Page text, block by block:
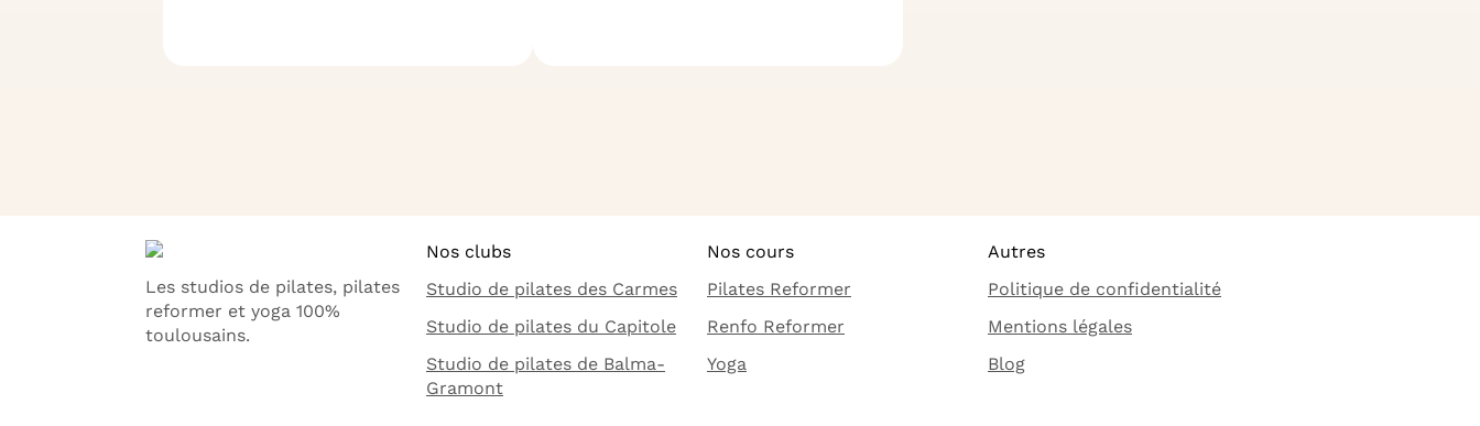
Les studios de pilates, pilates
reformer et yoga 100%
toulousains.
Nos clubs
Studio de pilates des Carmes
Studio de pilates du Capitole
Studio de pilates de Balma-
Gramont
Nos cours
Pilates Reformer
Renfo Reformer
Yoga
Autres
Politique de confidentialité
Mentions légales
Blog